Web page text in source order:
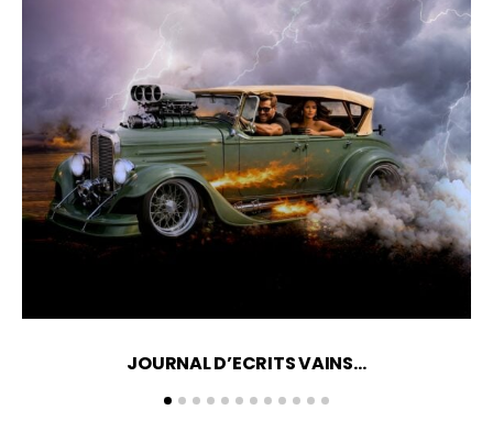
JOURNAL D’ECRITS VAINS…